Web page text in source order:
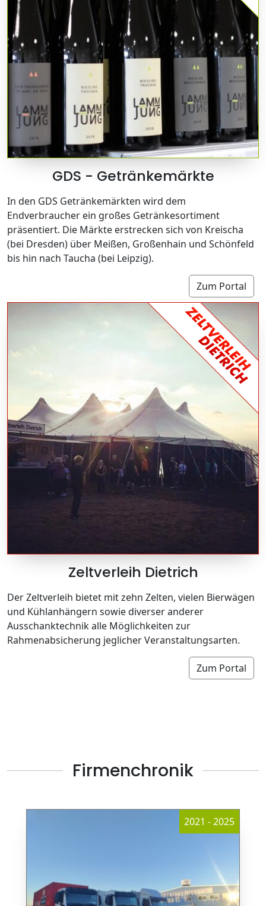
GDS - Getränkemärkte
In den GDS Getränkemärkten wird dem
Endverbraucher ein großes Getränkesortiment
präsentiert. Die Märkte erstrecken sich von Kreischa
(bei Dresden) über Meißen, Großenhain und Schönfeld
bis hin nach Taucha (bei Leipzig).
Zum Portal
Zeltverleih Dietrich
Der Zeltverleih bietet mit zehn Zelten, vielen Bierwägen
und Kühlanhängern sowie diverser anderer
Ausschanktechnik alle Möglichkeiten zur
Rahmenabsicherung jeglicher Veranstaltungsarten.
Zum Portal
Firmenchronik
2021 - 2025